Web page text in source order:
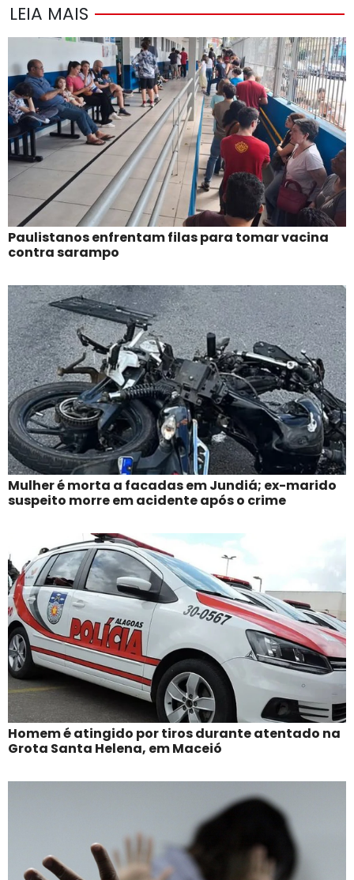
LEIA MAIS
Paulistanos enfrentam filas para tomar vacina
contra sarampo
Mulher é morta a facadas em Jundiá; ex-marido
suspeito morre em acidente após o crime
Homem é atingido por tiros durante atentado na
Grota Santa Helena, em Maceió